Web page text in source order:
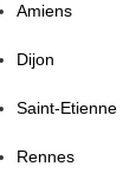
Amiens
Dijon
Saint-Etienne
Rennes